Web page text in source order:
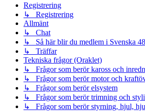
Registrering
↳ Registrering
Allmänt
↳ Chat
↳ Så här blir du medlem i Svenska
↳ Träffar
Tekniska frågor (Oraklet)
↳ Frågor som berör kaross och
↳ Frågor som berör motor och
↳ Frågor som berör elsystem
↳ Frågor som berör trimning och
↳ Frågor som berör styrning, hjul,